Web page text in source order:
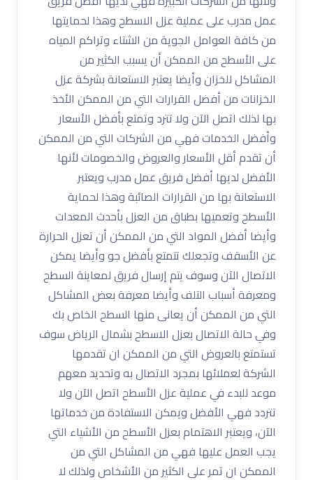
عمل مدرب على عملية عزل الاسطح وهذا لحمايتها
من كافة العوامل الجوية من الشتاء وتراكم المياه
على الأسطح من الممكن أن يسبب الكثير من
المشاكل للخزان وأيضا يعتبر الاستعانة بشركة عزل
الخزانات من أفضل القرارات التي من الممكن الأخذ
بها لذلك اتصل الآن ولا تترد وتمتع بأفضل الأسعار
وأفضل الخدمات فهي من الشركات التي من الممكن
أن تقدم أقل الأسعار والعروض والخصومات لأنها
الأفضل لديها أفضل فريق عمل مدرب ويعتبر
الاستعانة بها من القرارات الصائبة وهذا لحماية
الأسطح وتعميها بطباق من العزل بأحدث المعدات
وأيضا أفضل المواد التي من الممكن أن تعزل الحرارة
عن الأسقف وتجعلك تتمتع بأفضل جو وأيضا يمكن
الاتصال الآن وسوف يتم إرسال فريق لمعاينة السطح
ومعرفة أسباب التلف وأيضا معرفة بعض المشاكل
التي من الممكن أن يعانى منها السطح الخاص بك
وفي حالة الاتصال بعزل الاسطح بشمال الرياض سوف
تستمتع بالعروض التي من الممكن ان تقدمها
الشركة لعملائها بمجرد الاتصال به وتحديد معهم
موعد للبدء في عملية عزل الأسطح اتصل الآن ولا
تتردد فهي الأفضل ويمكن الاستفادة من خدماتها
الآن، ويعتبر الاهتمام بعزل الأسطح من الأشياء التي
يجب العمل عليها فهي من المشاكل التي من
الممكن ان تمر على الكثير من الأشخاص ولذلك لا